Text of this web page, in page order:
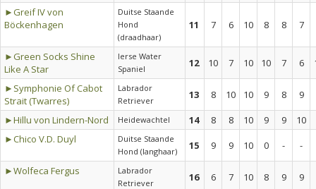
►Greif IV von
Böckenhagen
Duitse Staande
Hond
(draadhaar)
11 7 6 10 8 8 7
►Green Socks Shine
Like A Star
Ierse Water
Spaniel
12 10 7 10 10 7 6
►Symphonie Of Cabot
Strait (Twarres)
Labrador
Retriever
13 8 10 10 9 8
9
►Hillu von Lindern-Nord
Heidewachtel 14 8 8 10 9 9
10
►Chico V.D. Duyl
Duitse Staande
Hond (langhaar)
15 9 9 10 0 -
-
►Wolfeca Fergus
Labrador
Retriever
16 6 7 10 8 9
9